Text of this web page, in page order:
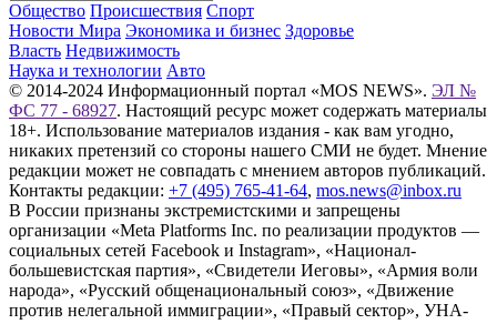
Общество Происшествия Спорт
Новости Мира Экономика и бизнес Здоровье
Власть Недвижимость
Наука и технологии Авто
© 2014-2024 Информационный портал «MOS NEWS». ЭЛ №
ФС 77 - 68927. Настоящий ресурс может содержать материалы
18+. Использование материалов издания - как вам угодно,
никаких претензий со стороны нашего СМИ не будет. Мнение
редакции может не совпадать с мнением авторов публикаций.
Контакты редакции: +7 (495) 765-41-64, mos.news@inbox.ru
В России признаны экстремистскими и запрещены
организации «Meta Platforms Inc. по реализации продуктов —
социальных сетей Facebook и Instagram», «Национал-
большевистская партия», «Свидетели Иеговы», «Армия воли
народа», «Русский общенациональный союз», «Движение
против нелегальной иммиграции», «Правый сектор», УНА-